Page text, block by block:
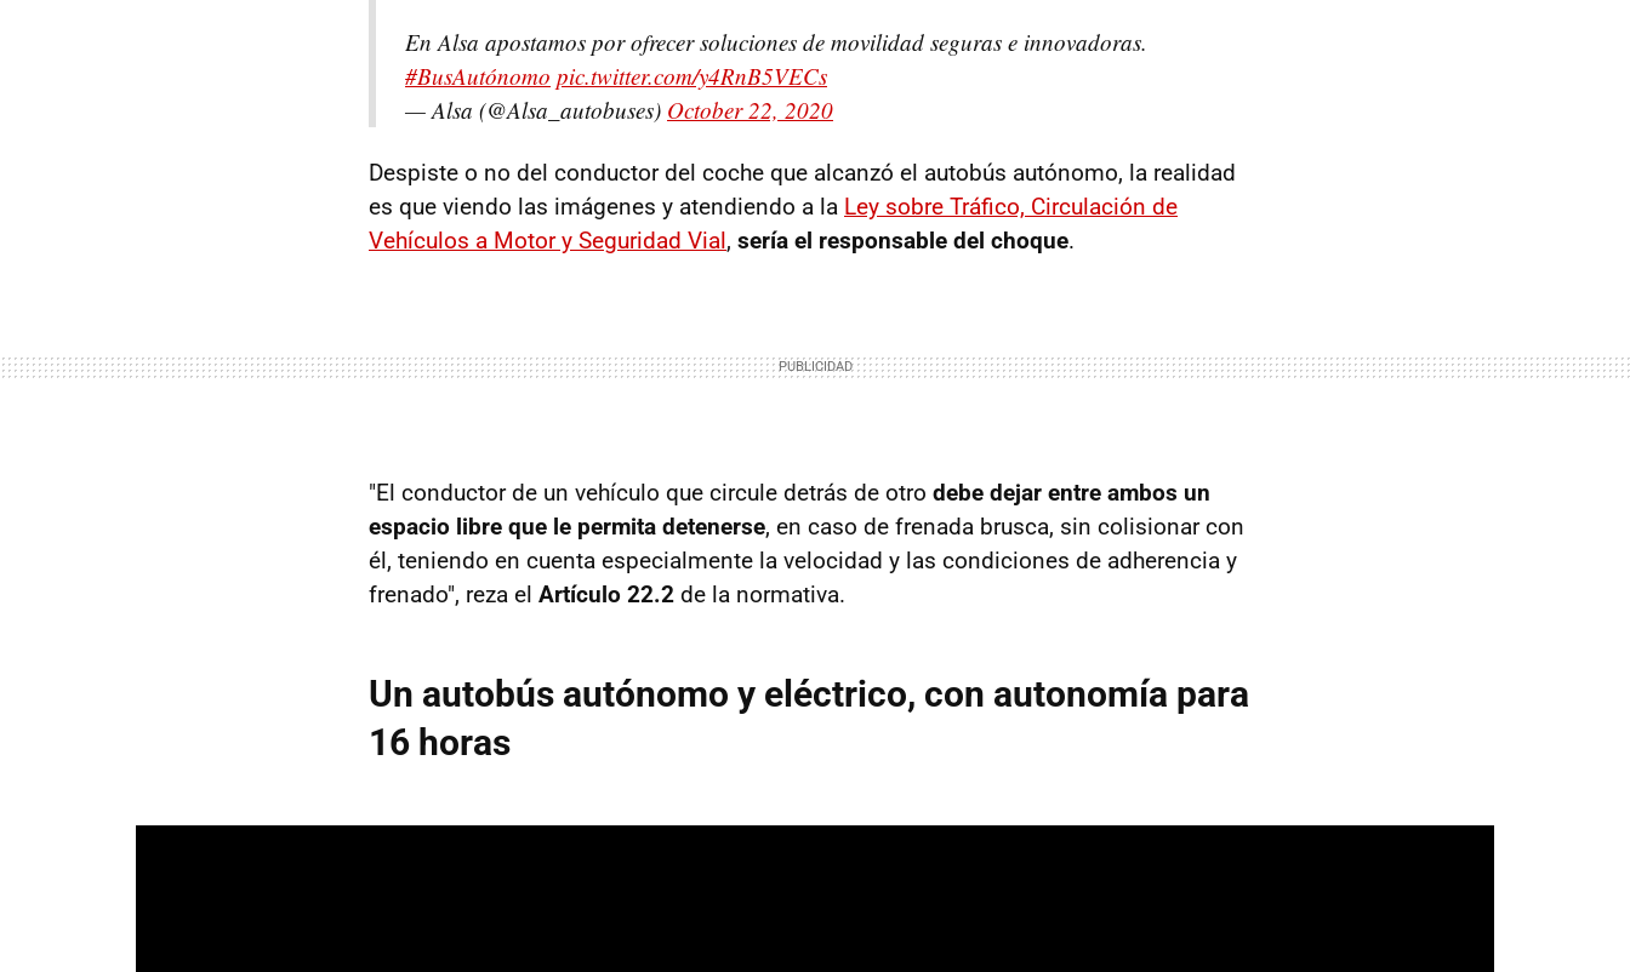
En Alsa apostamos por ofrecer soluciones de movilidad seguras e innovadoras.
#BusAutónomo pic.twitter.com/y4RnB5VECs
— Alsa (@Alsa_autobuses) October 22, 2020
Despiste o no del conductor del coche que alcanzó el autobús autónomo, la realidad
es que viendo las imágenes y atendiendo a la Ley sobre Tráfico, Circulación de
Vehículos a Motor y Seguridad Vial, sería el responsable del choque.
"El conductor de un vehículo que circule detrás de otro debe dejar entre ambos un
espacio libre que le permita detenerse, en caso de frenada brusca, sin colisionar con
él, teniendo en cuenta especialmente la velocidad y las condiciones de adherencia y
frenado", reza el Artículo 22.2 de la normativa.
Un autobús autónomo y eléctrico, con autonomía para
16 horas